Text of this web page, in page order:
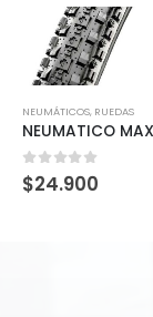
NEUMÁTICOS, RUEDAS
0 out of 5
$24.900